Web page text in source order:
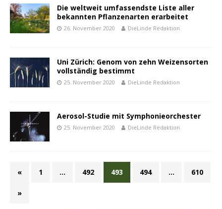
Die weltweit umfassendste Liste aller
bekannten Pflanzenarten erarbeitet
26. November 2020 DieLinde Redaktion
Uni Zürich: Genom von zehn Weizensorten
vollständig bestimmt
25. November 2020 DieLinde Redaktion
Aerosol-Studie mit Symphonieorchester
25. November 2020 DieLinde Redaktion
« 1 … 492 493 494 … 610
»